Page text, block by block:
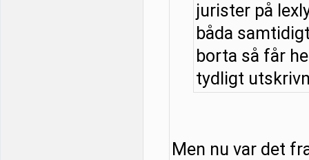
jurister på
båda
borta så får
tydligt
Men nu var det